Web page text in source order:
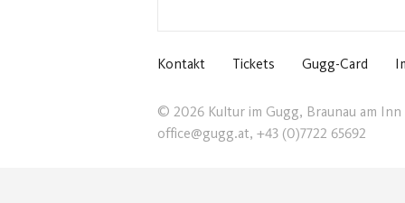
Kontakt Tickets Gugg-Card
© 2026 Kultur im Gugg, Braunau am Inn
office@gugg.at, +43 (0)7722 65692